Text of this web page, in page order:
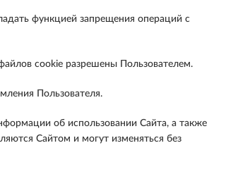
функцией запрещения операций с
cookie разрешены Пользователем.
Пользователя.
об использовании Сайта, а также
Сайтом и могут изменяться без